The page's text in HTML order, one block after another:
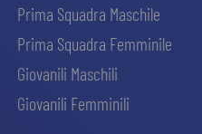
Prima Squadra Maschile
Prima Squadra Femminile
Giovanili Maschili
Giovanili Femminili